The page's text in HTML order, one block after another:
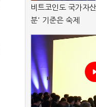
비트코인도 국가자
분' 기준은 숙제